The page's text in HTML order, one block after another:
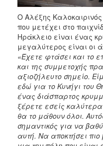
Ο Αλέξης
που μετέχει στο
Ηράκλειο είναι ένας
μεγαλύτερος είναι οι
«Έχετε φτάσει και το
και της συμμετοχής
αξιοζήλευτο σημείο.
εδώ για το Κυνήγι του
ένας διάσπαρτος
ξέρετε εσείς
θα το μάθουν όλοι.
σημαντικός για να
αυτή. Να αποκτήσει